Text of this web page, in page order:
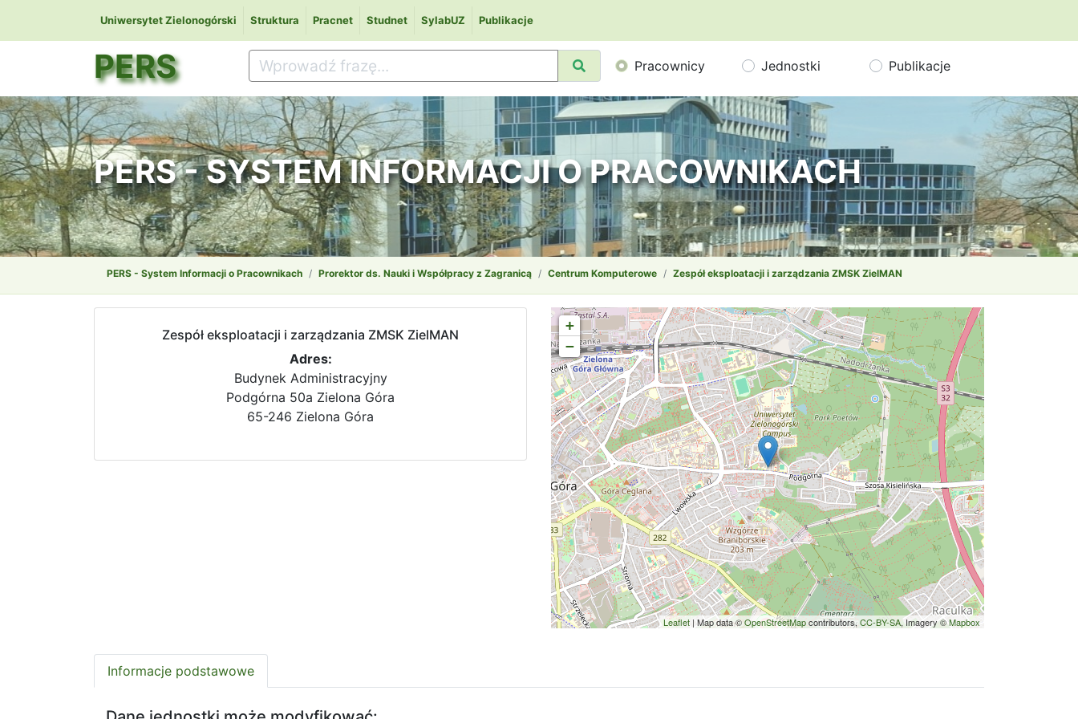
Uniwersytet Zielonogórski Struktura Pracnet Studnet SylabUZ Publikacje
PERS Pracownicy Jednostki Publikacje
PERS - SYSTEM INFORMACJI O PRACOWNIKACH
PERS - System Informacji o Pracownikach Prorektor ds. Nauki i Współpracy z Zagranicą Centrum Komputerowe Zespół eksploatacji i zarządzania ZMSK ZielMAN
Zespół eksploatacji i zarządzania ZMSK ZielMAN
Adres:
Budynek Administracyjny
Podgórna 50a Zielona Góra
65-246 Zielona Góra
+
−
Leaflet | Map data ©OpenStreetMapcontributors,CC-BY-SA, Imagery ©Mapbox
Informacje podstawowe